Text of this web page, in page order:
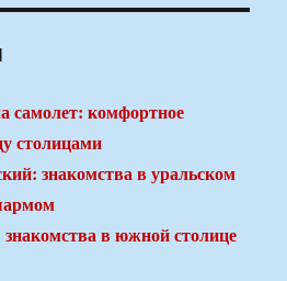
самолет: комфортное
столицами
знакомства в уральском
в южной столице